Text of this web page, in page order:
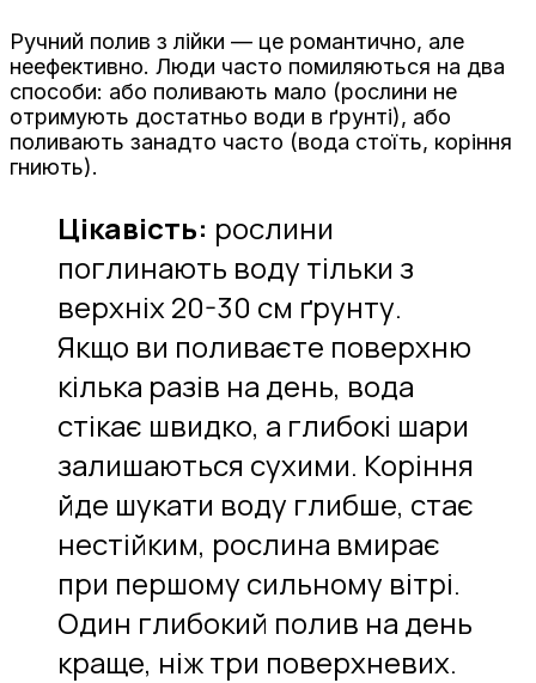
Ручний полив з лійки — це романтично, але
неефективно. Люди часто помиляються на два
способи: або поливають мало (рослини не
отримують достатньо води в ґрунті), або
поливають занадто часто (вода стоїть, коріння
гниють).
Цікавість: рослини
поглинають воду тільки з
верхніх 20-30 см ґрунту.
Якщо ви поливаєте поверхню
кілька разів на день, вода
стікає швидко, а глибокі шари
залишаються сухими. Коріння
йде шукати воду глибше, стає
нестійким, рослина вмирає
при першому сильному вітрі.
Один глибокий полив на день
краще, ніж три поверхневих.